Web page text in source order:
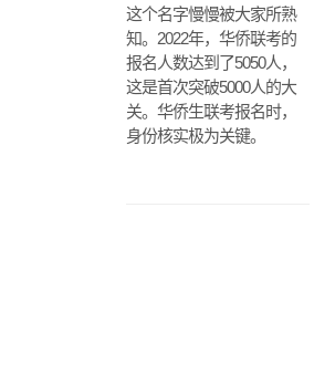
这个名字慢慢被大家所熟
知。2022年，华侨联考的
报名人数达到了5050人，
这是首次突破5000人的大
关。华侨生联考报名时，
身份核实极为关键。